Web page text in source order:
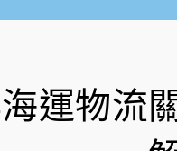
運物流